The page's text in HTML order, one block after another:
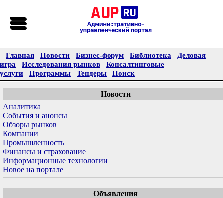
Главная Новости Бизнес-форум Библиотека
Деловая
игра
Исследования рынков
Консалтинговые
услуги
Программы Тендеры Поиск
Новости
Аналитика
События и анонсы
Обзоры рынков
Компании
Промышленность
Финансы и страхование
Информационные технологии
Новое на портале
Объявления